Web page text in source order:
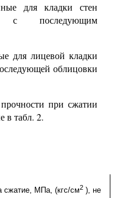
для кладки стен
последующим
для лицевой кладки
облицовки
при сжатии
в табл. 2.
сжатие, МПа, (кгс/см2 ), не